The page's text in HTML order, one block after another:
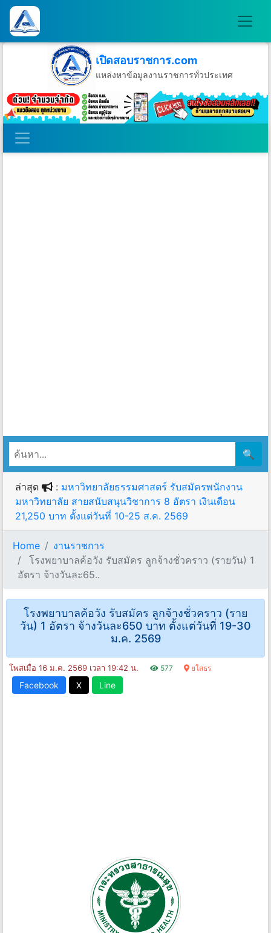
เปิดสอบราชการ.com
แหล่งหาข้อมูลงานราชการทั่วประเทศ
วันศุกร์ที่ 7 เดือนสิงหาคม พ.ศ.2569
🔍
ล่าสุด : มหาวิทยาลัยธรรมศาสตร์ รับสมัครพนักงาน
มหาวิทยาลัย สายสนับสนุนวิชาการ 8 อัตรา เงินเดือน
21,250 บาท ตั้งแต่วันที่ 10-25 ส.ค. 2569
Home
งานราชการ
โรงพยาบาลค้อวัง รับสมัคร ลูกจ้างชั่วคราว (รายวัน) 1
อัตรา จ้างวันละ65..
โรงพยาบาลค้อวัง รับสมัคร ลูกจ้างชั่วคราว (ราย
วัน) 1 อัตรา จ้างวันละ650 บาท ตั้งแต่วันที่ 19-30
ม.ค. 2569
โพสเมื่อ 16 ม.ค. 2569 เวลา 19:42 น. 577 ยโสธร
Facebook X Line